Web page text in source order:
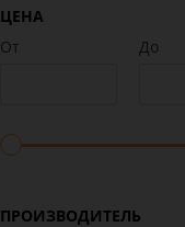
ЦЕНА
От
До
ПРОИЗВОДИТЕЛЬ